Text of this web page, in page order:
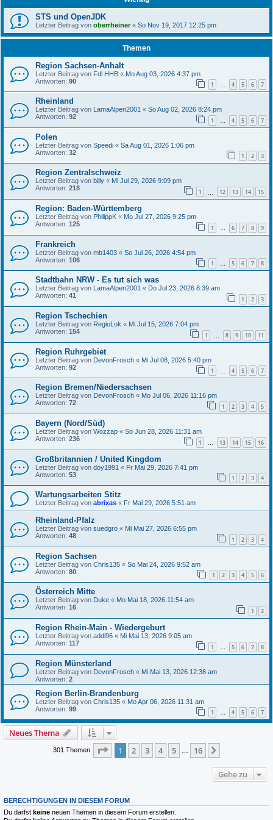
STS und OpenJDK
Letzter Beitrag von oberrheiner« So Nov 19, 2017 12:25 pm
Themen
Region Sachsen-Anhalt
Letzter Beitrag von Fdl HHB « Mo Aug 03, 2026 4:37 pm
Antworten: 90 1 4 5 6 7
Rheinland
Letzter Beitrag von LamaAlpen2001 « So Aug 02, 2026 8:24 pm
Antworten: 92 1 … 4 5 6 7
Polen
Letzter Beitrag von Speedi « Sa Aug 01, 2026 1:06 pm
Antworten: 32 1 2 3
Region Zentralschweiz
Letzter Beitrag von billy « Mi Jul 29, 2026 9:09 pm
Antworten: 218 1 12 13 14 15
Region: Baden-Württemberg
Letzter Beitrag von PhilippK « Mo Jul 27, 2026 9:25 pm
Antworten: 125 1 … 6 7 8 9
Frankreich
Letzter Beitrag von mb1403 « So Jul 26, 2026 4:54 pm
Antworten: 106 1 5 6 7 8
Stadtbahn NRW - Es tut sich was
Letzter Beitrag von LamaAlpen2001 « Do Jul 23, 2026 8:39 am
Antworten: 41 1 2 3
Region Tschechien
Letzter Beitrag von RegioLok « Mi Jul 15, 2026 7:04 pm
Antworten: 154 1 … 8 9 10 11
Region Ruhrgebiet
Letzter Beitrag von DevonFrosch « Mi Jul 08, 2026 5:40 pm
Antworten: 92 1 4 5 6 7
Region Bremen/Niedersachsen
Letzter Beitrag von DevonFrosch « Mo Jul 06, 2026 11:16 pm
Antworten: 72 1 2 3 4 5
Bayern (Nord/Süd)
Letzter Beitrag von Wozzap « So Jun 28, 2026 11:31 am
Antworten: 236 1 … 13 14 15 16
Großbritannien / United Kingdom
Letzter Beitrag von doy1991 « Fr Mai 29, 2026 7:41 pm
Antworten: 53 1 2 3 4
Wartungsarbeiten Stitz
Letzter Beitrag von abrixas « Fr Mai 29, 2026 5:51 am
Rheinland-Pfalz
Letzter Beitrag von suedgro « Mi Mai 27, 2026 6:55 pm
Antworten: 48 1 2 3 4
Region Sachsen
Letzter Beitrag von Chris135 « So Mai 24, 2026 9:52 am
Antworten: 80 1 2 3 4 5 6
Österreich Mitte
Letzter Beitrag von Duke « Mo Mai 18, 2026 11:54 am
Antworten: 16 1 2
Region Rhein-Main - Wiedergeburt
Letzter Beitrag von addi96 « Mi Mai 13, 2026 9:05 am
Antworten: 117 1 … 5 6 7 8
Region Münsterland
Letzter Beitrag von DevonFrosch « Mi Mai 13, 2026 12:36 am
Antworten: 2
Region Berlin-Brandenburg
Letzter Beitrag von Chris135 « Mo Apr 06, 2026 11:31 am
Antworten: 99 1 4 5 6 7
Neues Thema
301 Themen Seite 1von 16
1 2 3 4 5 16
Gehe zu
BERECHTIGUNGEN IN DIESEM FORUM
Du darfst keine neuen Themen in diesem Forum erstellen.